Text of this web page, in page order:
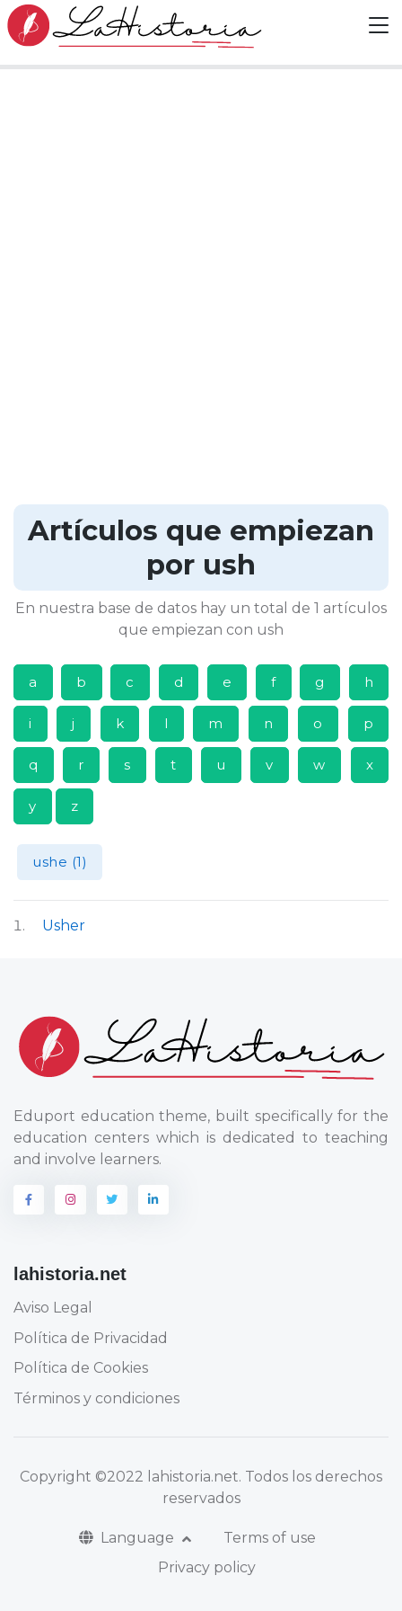
Artículos que empiezan
por ush
En nuestra base de datos hay un total de 1 artículos
que empiezan con ush
a b c d e f g h
i j k l m n o p
q r s t u v w x
y z
ushe (1)
Usher
Eduport education theme, built specifically for the
education centers which is dedicated to teaching
and involve learners.
lahistoria.net
Aviso Legal
Política de Privacidad
Política de Cookies
Términos y condiciones
Copyright ©2022 lahistoria.net. Todos los derechos
reservados
Language
Terms of use
Privacy policy